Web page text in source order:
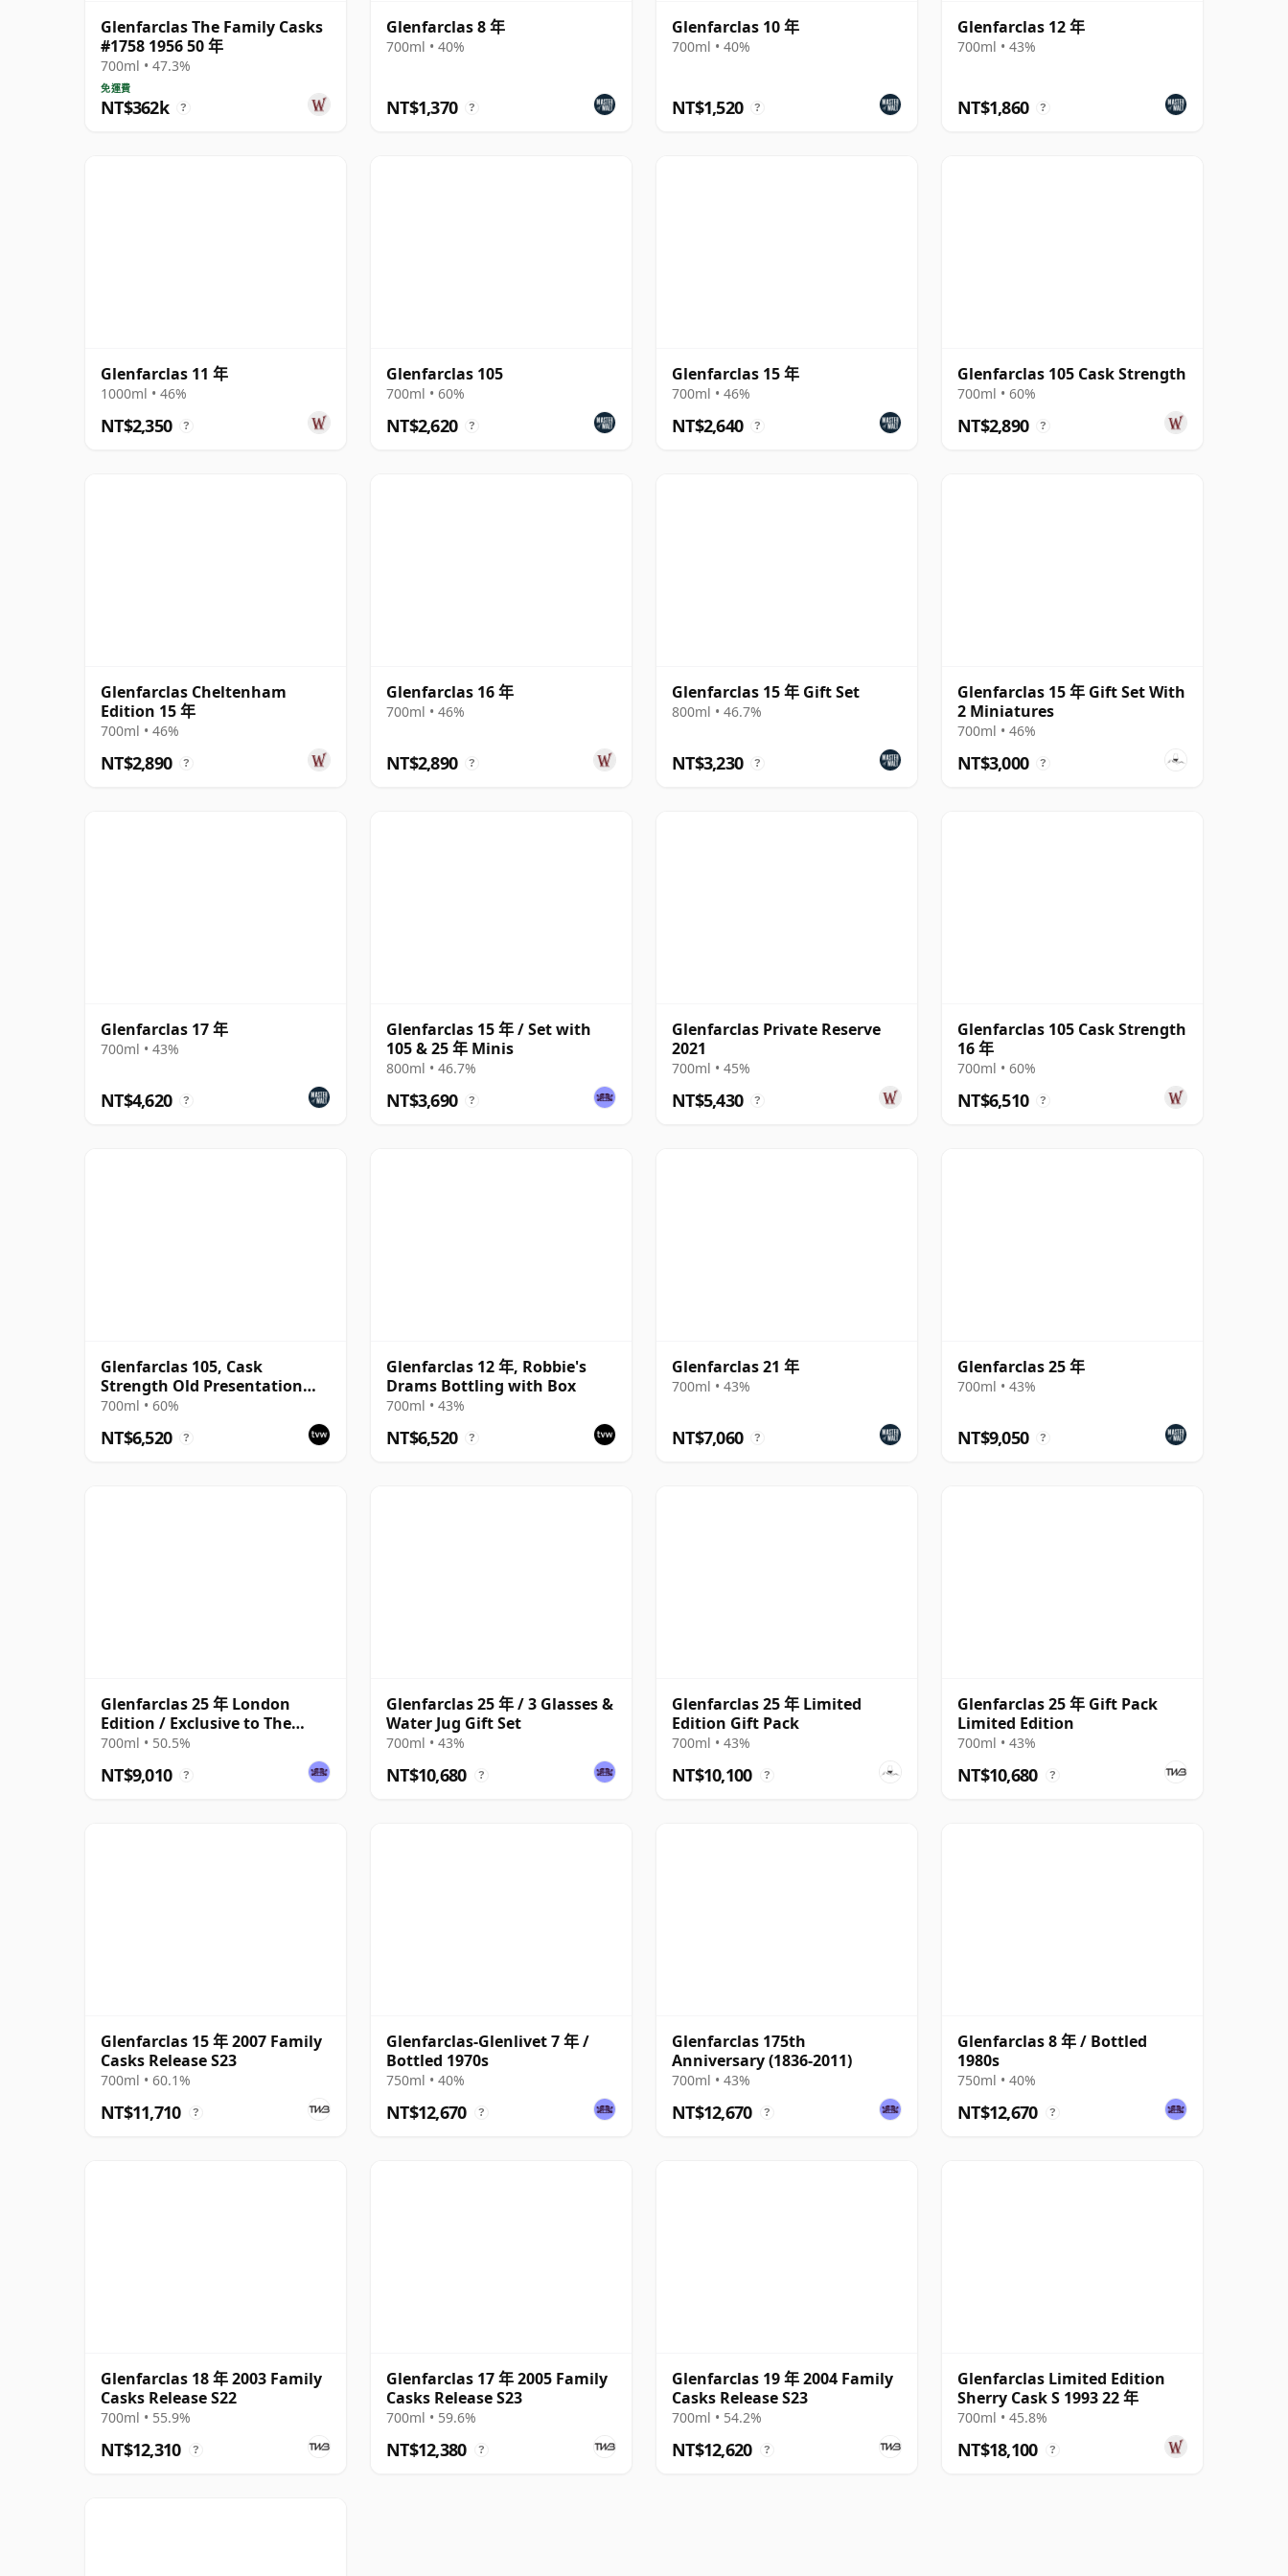
Glenfarclas The Family Casks
#1758 1956 50 年
700ml • 47.3%
免運費
NT$362k ?
Glenfarclas 8 年
700ml • 40%
NT$1,370 ?
Glenfarclas 10 年
700ml • 40%
NT$1,520 ?
Glenfarclas 12 年
700ml • 43%
NT$1,860 ?
Glenfarclas 11 年
1000ml • 46%
NT$2,350 ?
Glenfarclas 105
700ml • 60%
NT$2,620 ?
Glenfarclas 15 年
700ml • 46%
NT$2,640 ?
Glenfarclas 105 Cask Strength
700ml • 60%
NT$2,890 ?
Glenfarclas Cheltenham
Edition 15 年
700ml • 46%
NT$2,890 ?
Glenfarclas 16 年
700ml • 46%
NT$2,890 ?
Glenfarclas 15 年 Gift Set
800ml • 46.7%
NT$3,230 ?
Glenfarclas 15 年 Gift Set With
2 Miniatures
700ml • 46%
NT$3,000 ?
Glenfarclas 17 年
700ml • 43%
NT$4,620 ?
Glenfarclas 15 年 / Set with
105 & 25 年 Minis
800ml • 46.7%
NT$3,690 ?
Glenfarclas Private Reserve
2021
700ml • 45%
NT$5,430 ?
Glenfarclas 105 Cask Strength
16 年
700ml • 60%
NT$6,510 ?
Glenfarclas 105, Cask
Strength Old Presentation
with Tube
700ml • 60%
NT$6,520 ?
Glenfarclas 12 年, Robbie's
Drams Bottling with Box
700ml • 43%
NT$6,520 ?
Glenfarclas 21 年
700ml • 43%
NT$7,060 ?
Glenfarclas 25 年
700ml • 43%
NT$9,050 ?
Glenfarclas 25 年 London
Edition / Exclusive to The
Whisky Exchange
700ml • 50.5%
NT$9,010 ?
Glenfarclas 25 年 / 3 Glasses &
Water Jug Gift Set
700ml • 43%
NT$10,680 ?
Glenfarclas 25 年 Limited
Edition Gift Pack
700ml • 43%
NT$10,100 ?
Glenfarclas 25 年 Gift Pack
Limited Edition
700ml • 43%
NT$10,680 ?
Glenfarclas 15 年 2007 Family
Casks Release S23
700ml • 60.1%
NT$11,710 ?
Glenfarclas-Glenlivet 7 年 /
Bottled 1970s
750ml • 40%
NT$12,670 ?
Glenfarclas 175th
Anniversary (1836-2011)
700ml • 43%
NT$12,670 ?
Glenfarclas 8 年 / Bottled
1980s
750ml • 40%
NT$12,670 ?
Glenfarclas 18 年 2003 Family
Casks Release S22
700ml • 55.9%
NT$12,310 ?
Glenfarclas 17 年 2005 Family
Casks Release S23
700ml • 59.6%
NT$12,380 ?
Glenfarclas 19 年 2004 Family
Casks Release S23
700ml • 54.2%
NT$12,620 ?
Glenfarclas Limited Edition
Sherry Cask S 1993 22 年
700ml • 45.8%
NT$18,100 ?